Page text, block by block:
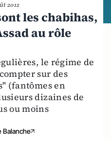
2012
les chabihas,
au rôle
le régime de
sur des
(fantômes en
dizaines de
ou moins
Balanche